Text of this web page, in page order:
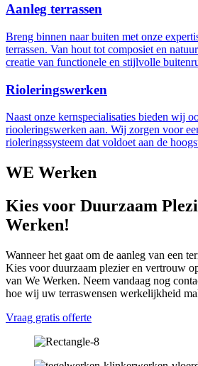
Aanleg terrassen
Breng binnen naar buiten met onze
terrassen. Van hout tot composiet en
creatie van functionele en stijlvolle
Rioleringswerken
Naast onze kernspecialisaties bieden wij
riooleringswerken aan. Wij zorgen voor
rioleringssysteem dat voldoet aan de
WE Werken
Kies voor Duurzaam
Werken!
Wanneer het gaat om de aanleg van een
Kies voor duurzaam plezier en vertrouw
van We Werken. Neem vandaag nog
hoe wij uw terraswensen werkelijkheid
Vraag gratis offerte